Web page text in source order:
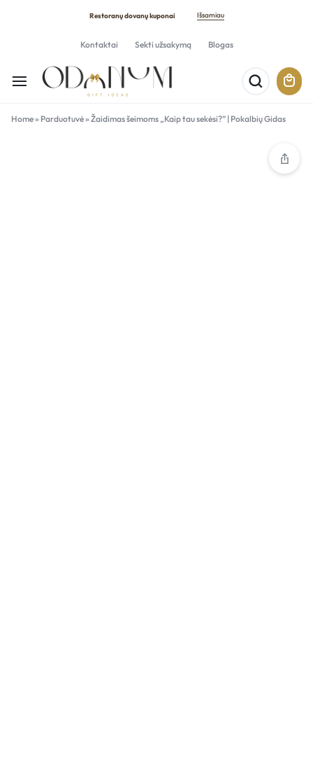
Restoranų dovanų kuponai Išsamiau
Kontaktai Sekti užsakymą Blogas
Home» Parduotuvė» Žaidimas šeimoms „Kaip tau sekėsi?” | Pokalbių Gidas